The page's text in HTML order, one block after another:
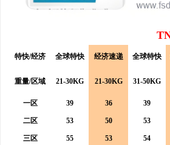
特快/经济 全球特快 经济速递 全球特快
重量/区域 21-30KG 21-30KG 31-50KG
一区 39 36 39
二区 53 50 53
三区 55 53 54
店最怕“搜不到”为什么隔壁店铺没花钱，